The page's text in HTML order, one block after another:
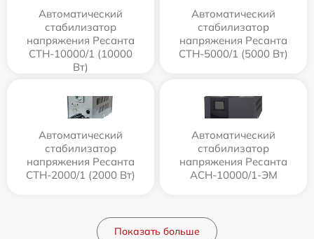
Автоматический
стабилизатор
напряжения Ресанта
СТН-10000/1 (10000
Вт)
Автоматический
стабилизатор
напряжения Ресанта
СТН-5000/1 (5000 Вт)
Автоматический
стабилизатор
напряжения Ресанта
СТН-2000/1 (2000 Вт)
Автоматический
стабилизатор
напряжения Ресанта
АСН-10000/1-ЭМ
Показать больше